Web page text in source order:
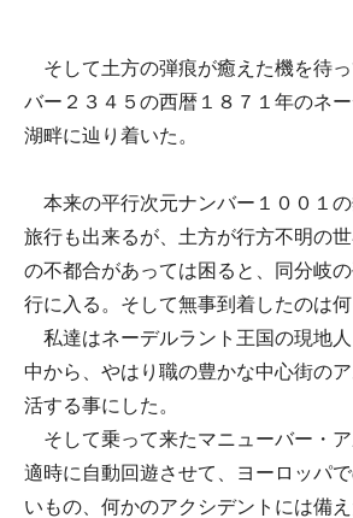
そして土方の弾痕が癒えた機を待
バー２３４５の西暦１８７１年のネ
湖畔に辿り着いた。
本来の平行次元ナンバー１００１
旅行も出来るが、土方が行方不明の
の不都合があっては困ると、同分岐
行に入る。そして無事到着したのは何
私達はネーデルラント王国の現地
中から、やはり職の豊かな中心街の
活する事にした。
そして乗って来たマニューバー・
適時に自動回遊させて、ヨーロッパ
いもの、何かのアクシデントには備え